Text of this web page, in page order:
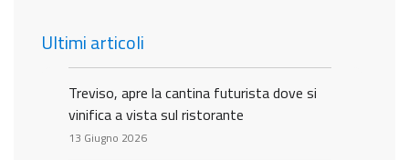
Ultimi articoli
Treviso, apre la cantina futurista dove si
vinifica a vista sul ristorante
13 Giugno 2026